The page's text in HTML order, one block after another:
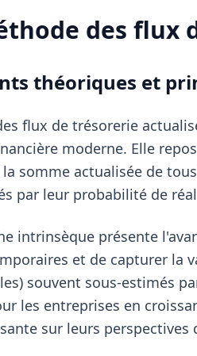
des flux
théoriques et
flux de trésorerie
moderne. Elle
somme actualisée de
par leur probabilité de
intrinsèque présente
et de capturer la
souvent sous-estimés
les entreprises en
sur leurs perspectives